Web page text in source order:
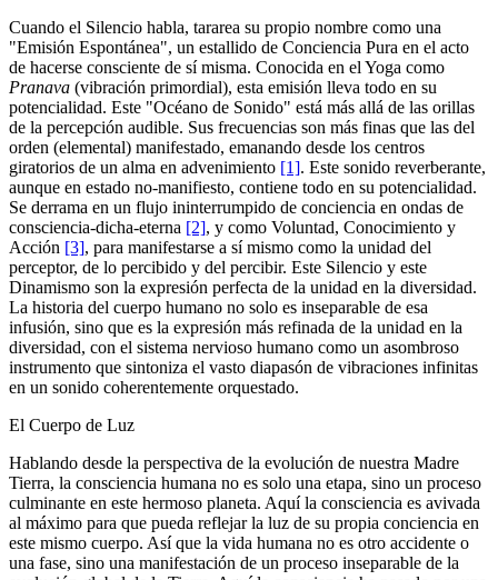
Cuando el Silencio habla, tararea su propio nombre como una
"Emisión Espontánea", un estallido de Conciencia Pura en el acto
de hacerse consciente de sí misma. Conocida en el Yoga como
Pranava (vibración primordial), esta emisión lleva todo en su
potencialidad. Este "Océano de Sonido" está más allá de las orillas
de la percepción audible. Sus frecuencias son más finas que las del
orden (elemental) manifestado, emanando desde los centros
giratorios de un alma en advenimiento [1]. Este sonido reverberante,
aunque en estado no-manifiesto, contiene todo en su potencialidad.
Se derrama en un flujo ininterrumpido de conciencia en ondas de
consciencia-dicha-eterna [2], y como Voluntad, Conocimiento y
Acción [3], para manifestarse a sí mismo como la unidad del
perceptor, de lo percibido y del percibir. Este Silencio y este
Dinamismo son la expresión perfecta de la unidad en la diversidad.
La historia del cuerpo humano no solo es inseparable de esa
infusión, sino que es la expresión más refinada de la unidad en la
diversidad, con el sistema nervioso humano como un asombroso
instrumento que sintoniza el vasto diapasón de vibraciones infinitas
en un sonido coherentemente orquestado.
El Cuerpo de Luz
Hablando desde la perspectiva de la evolución de nuestra Madre
Tierra, la consciencia humana no es solo una etapa, sino un proceso
culminante en este hermoso planeta. Aquí la consciencia es avivada
al máximo para que pueda reflejar la luz de su propia conciencia en
este mismo cuerpo. Así que la vida humana no es otro accidente o
una fase, sino una manifestación de un proceso inseparable de la